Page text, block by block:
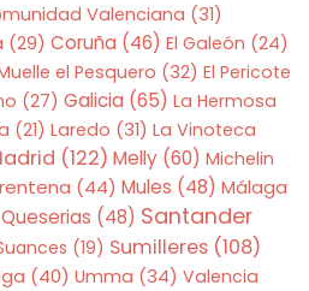
Valenciana (31)
(29) Coruña (46) El Galeón (24)
el Pesquero (32) El Pericote
(27) Galicia (65) La Hermosa
(21) Laredo (31) La Vinoteca
(122) Melly(60) Michelin
(44) Mules (48) Málaga
Queserias (48) Santander
(19) Sumilleres(108)
(40) Umma (34) Valencia